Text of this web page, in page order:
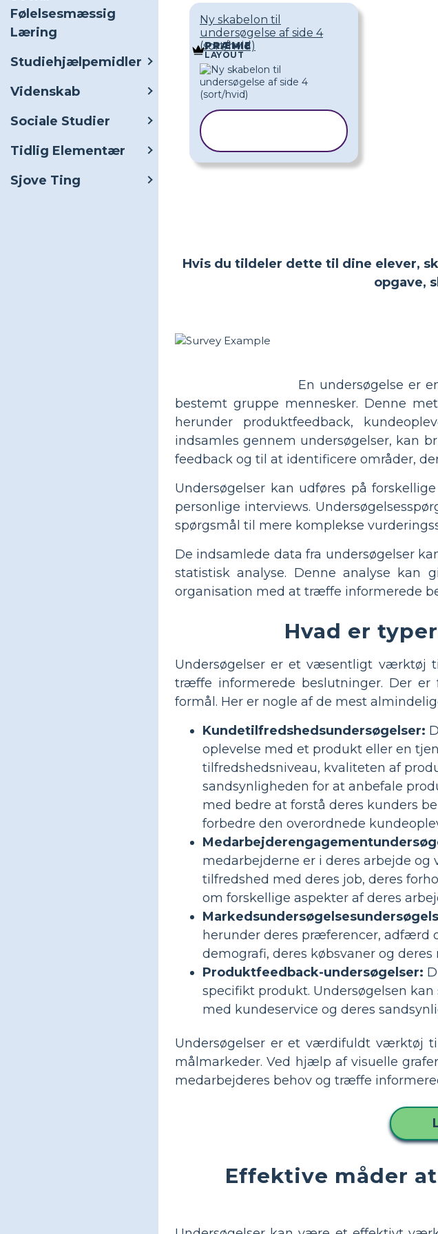
Følelsesmæssig
Læring
Studiehjælpemidler
Videnskab
Sociale Studier
Tidlig Elementær
Sjove Ting
Ny skabelon til
undersøgelse af side 4
(sort/hvid)
PRÆMIE
LAYOUT
Hvis du tildeler dette til dine elever,
opgave,
En undersøgelse er
bestemt gruppe mennesker. Denne
herunder produktfeedback,
indsamles gennem undersøgelser, kan
feedback og til at identificere områder,
Undersøgelser kan udføres på
personlige interviews.
spørgsmål til mere komplekse
De indsamlede data fra undersøgelser
statistisk analyse. Denne analyse
organisation med at træffe informerede
Hvad er
Undersøgelser er et væsentligt værktøj
træffe informerede beslutninger. Der er
formål. Her er nogle af de mest
Kundetilfredshedsundersøgelser:
oplevelse med et produkt eller en
tilfredshedsniveau, kvaliteten af
sandsynligheden for at anbefale
med bedre at forstå deres kunders
forbedre den overordnede
medarbejderne er i deres arbejde
tilfredshed med deres job, deres
om forskellige aspekter af deres
herunder deres præferencer, adfærd
demografi, deres købsvaner og
Produktfeedback-undersøgelser:
specifikt produkt. Undersøgelsen
med kundeservice og deres
Undersøgelser er et værdifuldt værktøj
målmarkeder. Ved hjælp af visuelle
medarbejderes behov og træffe
Effektive måder